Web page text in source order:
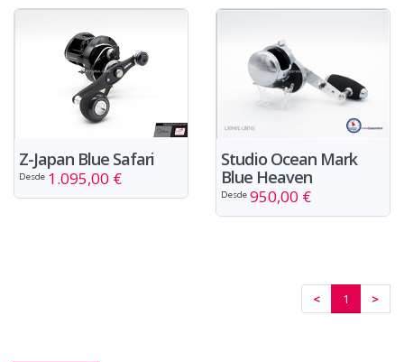
Z-Japan Blue Safari
Desde 1.095,00 €
Studio Ocean Mark
Blue Heaven
Desde 950,00 €
< 1 >